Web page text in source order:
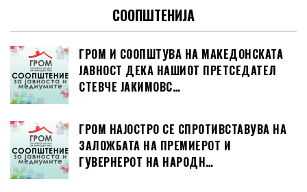
СООПШТЕНИЈА
ГРОМ И СООПШТУВА НА МАКЕДОНСКАТА
ЈАВНОСТ ДЕКА НАШИОТ ПРЕТСЕДАТЕЛ
СТЕВЧЕ ЈАКИМОВС…
ГРОМ НАЈОСТРО СЕ СПРОТИВСТАВУВА НА
ЗАЛОЖБАТА НА ПРЕМИЕРОТ И
ГУВЕРНЕРОТ НА НАРОДН…